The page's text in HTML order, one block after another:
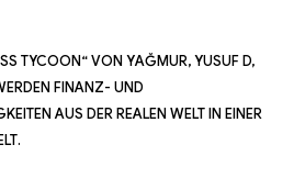
Tycoon“ von Yağmur, Yusuf D,
Finanz- und
aus der realen Welt in einer